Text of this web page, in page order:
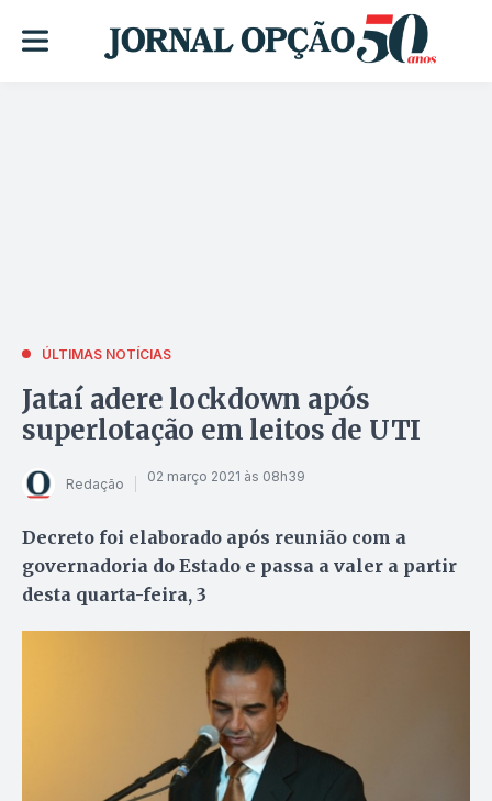
ÚLTIMAS NOTÍCIAS
Jataí adere lockdown após
superlotação em leitos de UTI
Redação 02 março 2021 às 08h39
Decreto foi elaborado após reunião com a
governadoria do Estado e passa a valer a partir
desta quarta-feira, 3